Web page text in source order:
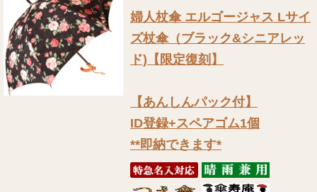
婦人杖傘 エルゴージャス Lサイ
ズ杖傘（ブラック&シニアレッ
ド)【限定復刻】
【あんしんパック付】
ID登録+スペアゴム1個
**即納できます*